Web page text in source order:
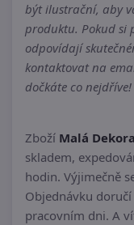
být ilustrační, aby
produktu. Pokud si
odpovídají
kontaktovat na
dočkáte co nejdříve!
Zboží Malá
skladem,
hodin. Výjimečně
Objednávku
pracovním dni. A